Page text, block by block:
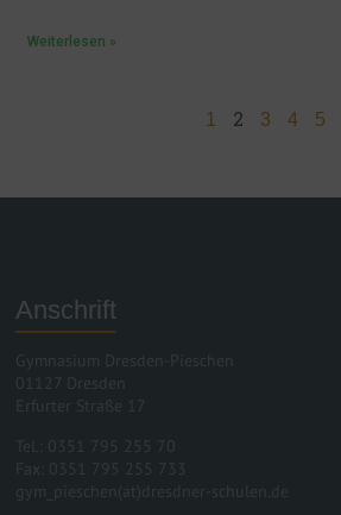
Weiterlesen »
1 2 3 4 5
Anschrift
Gymnasium Dresden-Pieschen
01127 Dresden
Erfurter Straße 17
Tel.: 0351 795 255 70
Fax: 0351 795 255 733
gym_pieschen(at)dresdner-schulen.de